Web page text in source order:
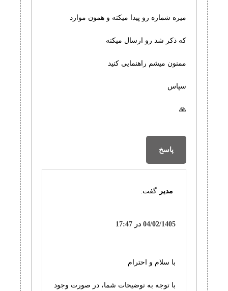
میره شماره رو پیدا میکنه و همون موارد
که ذکر شد رو ارسال میکنه
ممنون میشم راهنمایی کنید
سپاس
🙏
پاسخ
مدیر گفت:
04/02/1405 در 17:47
با سلام و احترام
با توجه به توضیحات شما، در صورت وجود